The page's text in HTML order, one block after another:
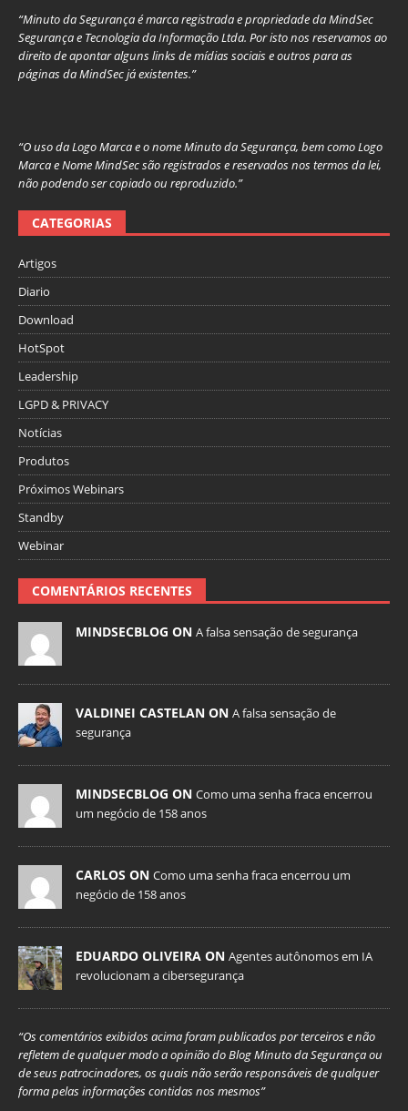
“Minuto da Segurança é marca registrada e propriedade da MindSec
Segurança e Tecnologia da Informação Ltda. Por isto nos reservamos ao
direito de apontar alguns links de mídias sociais e outros para as
páginas da MindSec já existentes.”
“O uso da Logo Marca e o nome Minuto da Segurança, bem como Logo
Marca e Nome MindSec são registrados e reservados nos termos da lei,
não podendo ser copiado ou reproduzido.”
CATEGORIAS
Artigos
Diario
Download
HotSpot
Leadership
LGPD & PRIVACY
Notícias
Produtos
Próximos Webinars
Standby
Webinar
COMENTÁRIOS RECENTES
MINDSECBLOG ON A falsa sensação de segurança
VALDINEI CASTELAN ON A falsa sensação de
segurança
MINDSECBLOG ON Como uma senha fraca encerrou
um negócio de 158 anos
CARLOS ON Como uma senha fraca encerrou um
negócio de 158 anos
EDUARDO OLIVEIRA ON Agentes autônomos em IA
revolucionam a cibersegurança
“Os comentários exibidos acima foram publicados por terceiros e não
refletem de qualquer modo a opinião do Blog Minuto da Segurança ou
de seus patrocinadores, os quais não serão responsáveis de qualquer
forma pelas informações contidas nos mesmos”